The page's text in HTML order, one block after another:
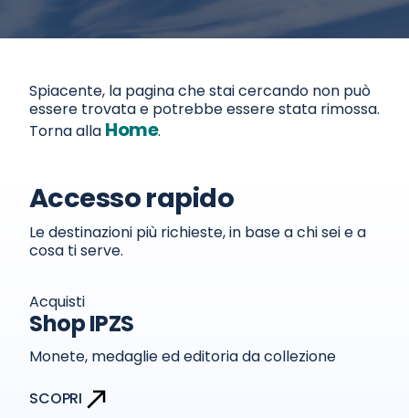
Spiacente, la pagina che stai cercando non può
essere trovata e potrebbe essere stata rimossa.
Torna alla Home.
Accesso rapido
Le destinazioni più richieste, in base a chi sei e a
cosa ti serve.
Acquisti
Shop IPZS
Monete, medaglie ed editoria da collezione
SCOPRI